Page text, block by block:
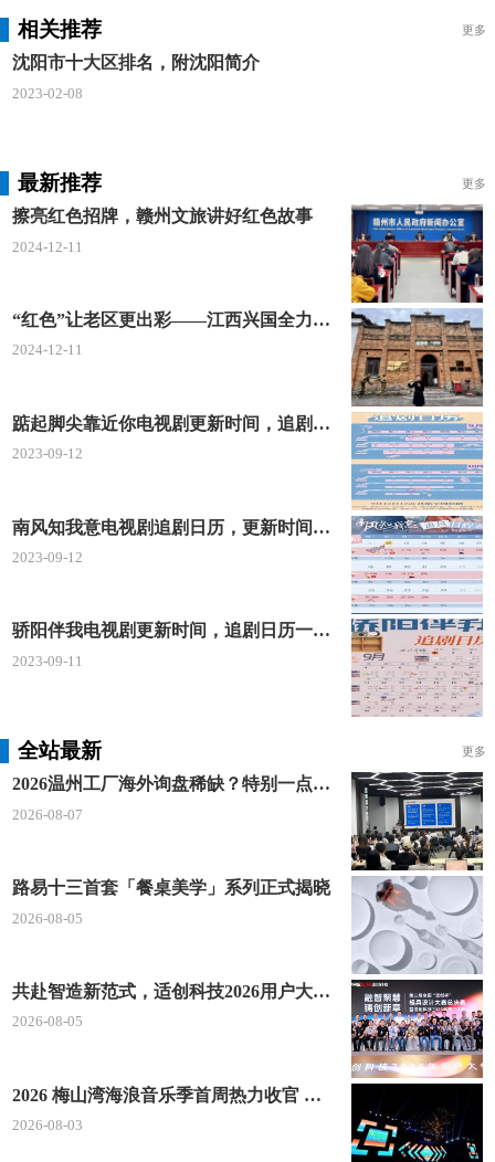
21年，全市下辖10个区、2个县，代管1个县级市，总
面积12860平方千米，常住人口911.8万人，城镇人口
774.76万人，城镇化率84.97%。
所和中华人民共和国最高人民法院第二巡回法庭驻
地，东北地区政治、经济、文化和商业贸易中心，一
带一路向东北亚和东南亚延伸的国际性综合交通枢
沈阳市是国家历史文化名城，清朝发祥地，素
有“一朝发祥地，两代帝王都”之称。明天启五年(1625
年)，清太祖努尔哈赤迁都于此，皇太极建盛京城，并
在此建立中国清朝，沈阳从军事卫所一跃为清代两京
之一的盛京皇城，开始成为东北中心城市。新中国成
立后，沈阳成为中国重要的以装备制造业为主的重工
业基地，被誉为“共和国装备部”，有“共和国长
沈阳市是第十二届全国运动会主赛区，是全国文
明城市、国家环境保护模范城市、国家森林城市、国
家园林城市、国家卫生城市、国家物流枢纽、中国十
佳冰雪旅游城市和中国最具幸福感城市。2022年5
月，沈阳市人民政府公布《沈阳建设国家中心城市行
动纲要》，支持沈阳加快建设国家中心城市
相关推荐 更多
沈阳市十大区排名，附沈阳简介
2023-02-08
最新推荐 更多
擦亮红色招牌，赣州文旅讲好红色故事
2024-12-11
“红色”让老区更出彩——江西兴国全力打造红色文化传承发展创新示范区
2024-12-11
踮起脚尖靠近你电视剧更新时间，追剧日历及剧情简介
2023-09-12
南风知我意电视剧追剧日历，更新时间一览表
2023-09-12
骄阳伴我电视剧更新时间，追剧日历一览表
2023-09-11
全站最新 更多
2026温州工厂海外询盘稀缺？特别一点AI 短视频引流 + 麦穗智能获客谷歌定制独立站双渠道拓客！
2026-08-07
路易十三首套「餐桌美学」系列正式揭晓
2026-08-05
共赴智造新范式，适创科技2026用户大会将于深圳启幕
2026-08-05
2026 梅山湾海浪音乐季首周热力收官 文体旅深度融合点燃滨海夏日经济
2026-08-03